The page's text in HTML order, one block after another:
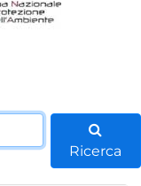
Ricerca